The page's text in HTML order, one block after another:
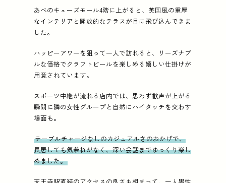
あべのキューズモール4階に上がると、英国風の重厚
なインテリアと開放的なテラスが目に飛び込んできま
した。
ハッピーアワーを狙って一人で訪れると、リーズナブ
ルな価格でクラフトビールを楽しめる嬉しい仕掛けが
用意されています。
スポーツ中継が流れる店内では、思わず歓声が上がる
瞬間に隣の女性グループと自然にハイタッチを交わす
場面も。
テーブルチャージなしのカジュアルさのおかげで、
長居しても気兼ねがなく、深い会話までゆっくり楽し
めました。
天王寺駅直結のアクセスの良さも相まって、一人男性